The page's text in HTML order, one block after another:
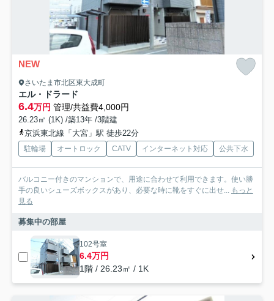
NEW
さいたま市北区東大成町
エル・ドラード
6.4万円 管理/共益費4,000円
26.23㎡ (1K) /築13年 /3階建
京浜東北線「大宮」駅 徒歩22分
駐輪場 オートロック CATV インターネット対応 公共下水
バルコニー付きのマンションで、用途に合わせて利用できます。使い勝
手の良いシューズボックスがあり、必要な時に靴をすぐに出せ... もっと
見る
募集中の部屋
102号室
6.4万円
1階 / 26.23㎡ / 1K